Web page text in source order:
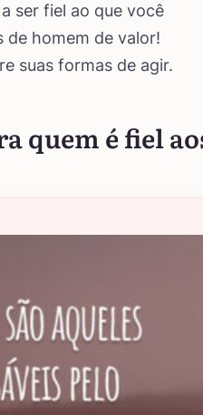
ser fiel ao que você
homem de valor!
suas formas de agir.
quem é fiel